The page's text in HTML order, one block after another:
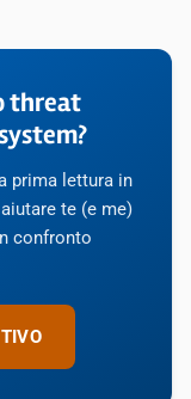
threat
prima lettura in
te (e me)
confronto